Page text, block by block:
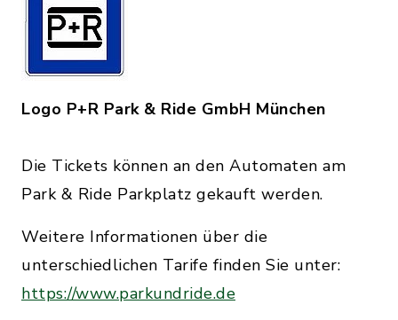
Logo P+R Park & Ride GmbH München
Die Tickets können an den Automaten am
Park & Ride Parkplatz gekauft werden.
Weitere Informationen über die
unterschiedlichen Tarife finden Sie unter:
https://www.parkundride.de